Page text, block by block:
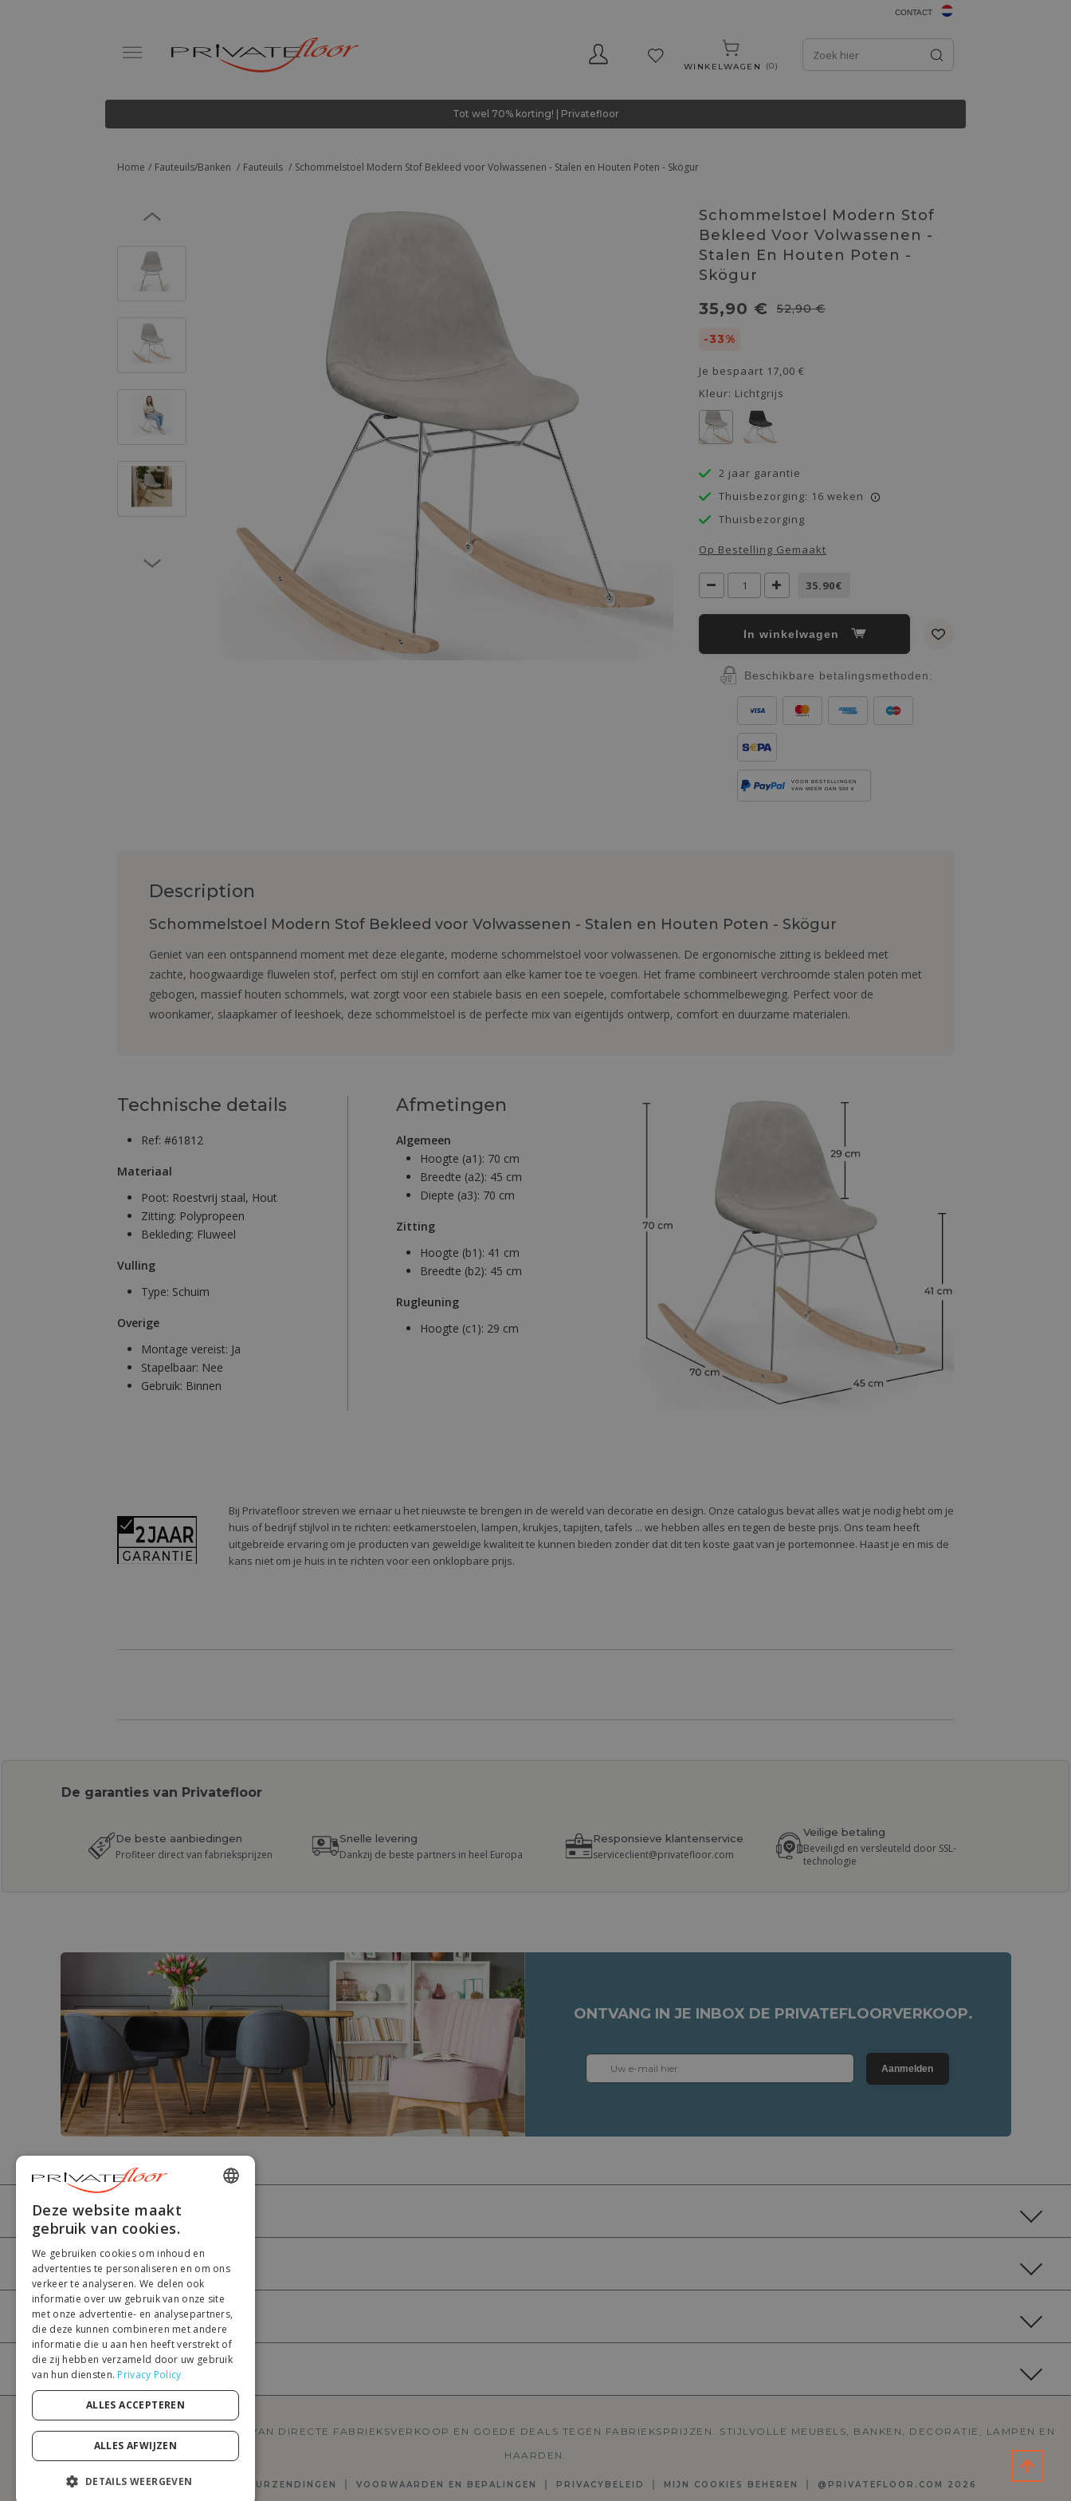
CONTACT
WINKELWAGEN 0
Tot wel 70% korting! | Privatefloor
Home Fauteuils/Banken Fauteuils Schommelstoel Modern Stof Bekleed voor Volwassenen - Stalen en Houten Poten - Skögur
Schommelstoel Modern Stof
Bekleed Voor Volwassenen -
Stalen En Houten Poten -
Skögur
35,90 € 52,90 €
-33%
Je bespaart 17,00 €
Kleur: Lichtgrijs
2 jaar garantie
Thuisbezorging: 16 weken
i
Thuisbezorging
Op Bestelling Gemaakt
35.90€
In winkelwagen
Beschikbare betalingsmethoden:
VOOR BESTELLINGEN
VAN MEER DAN 500 €
Description
Schommelstoel Modern Stof Bekleed voor Volwassenen - Stalen en Houten Poten - Skögur
Geniet van een ontspannend moment met deze elegante, moderne schommelstoel voor volwassenen. De ergonomische zitting is bekleed met
zachte, hoogwaardige fluwelen stof, perfect om stijl en comfort aan elke kamer toe te voegen. Het frame combineert verchroomde stalen poten met
gebogen, massief houten schommels, wat zorgt voor een stabiele basis en een soepele, comfortabele schommelbeweging. Perfect voor de
woonkamer, slaapkamer of leeshoek, deze schommelstoel is de perfecte mix van eigentijds ontwerp, comfort en duurzame materialen.
Technische details
Ref: #61812
Materiaal
Poot: Roestvrij staal, Hout
Zitting: Polypropeen
Bekleding: Fluweel
Vulling
Type: Schuim
Overige
Montage vereist: Ja
Stapelbaar: Nee
Gebruik: Binnen
Afmetingen
Algemeen
Hoogte (a1): 70 cm
Breedte (a2): 45 cm
Diepte (a3): 70 cm
Zitting
Hoogte (b1): 41 cm
Breedte (b2): 45 cm
Rugleuning
Hoogte (c1): 29 cm
Bij Privatefloor streven we ernaar u het nieuwste te brengen in de wereld van decoratie en design. Onze catalogus bevat alles wat je nodig hebt om je
huis of bedrijf stijlvol in te richten: eetkamerstoelen, lampen, krukjes, tapijten, tafels ... we hebben alles en tegen de beste prijs. Ons team heeft
uitgebreide ervaring om je producten van geweldige kwaliteit te kunnen bieden zonder dat dit ten koste gaat van je portemonnee. Haast je en mis de
kans niet om je huis in te richten voor een onklopbare prijs.
De garanties van Privatefloor
De beste aanbiedingen
Profiteer direct van fabrieksprijzen
Snelle levering
Dankzij de beste partners in heel Europa
Responsieve klantenservice
serviceclient@privatefloor.com
Veilige betaling
Beveiligd en versleuteld door SSL-
technologie
ONTVANG IN JE INBOX DE PRIVATEFLOORVERKOOP.
Aanmelden
PRIVATEFLOOR
HULP
MIJN ACCOUNT
BETALING
PRIVATEFLOOR IS DE EERSTE WEBSITE VAN DIRECTE FABRIEKSVERKOOP EN GOEDE DEALS TEGEN FABRIEKSPRIJZEN. STIJLVOLLE MEUBELS, BANKEN, DECORATIE, LAMPEN EN
HAARDEN.
HERROEPINGSRECHT EN RETOURZENDINGEN VOORWAARDEN EN BEPALINGEN PRIVACYBELEID MIJN COOKIES BEHEREN @PRIVATEFLOOR.COM 2026
DUTCH
GERMAN
ITALIAN
PORTUGUESE
SPANISH
Deze website maakt
gebruik van cookies.
We gebruiken cookies om inhoud en
advertenties te personaliseren en om ons
verkeer te analyseren. We delen ook
informatie over uw gebruik van onze site
met onze advertentie- en analysepartners,
die deze kunnen combineren met andere
informatie die u aan hen heeft verstrekt of
die zij hebben verzameld door uw gebruik
van hun diensten. Privacy Policy
ALLES ACCEPTEREN
ALLES AFWIJZEN
DETAILS WEERGEVEN